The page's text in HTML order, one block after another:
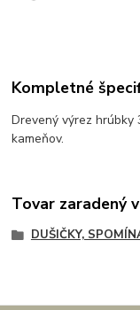
Kompletné
Drevený výrez hrúbky
kameňov.
Tovar zaradený
DUŠIČKY,